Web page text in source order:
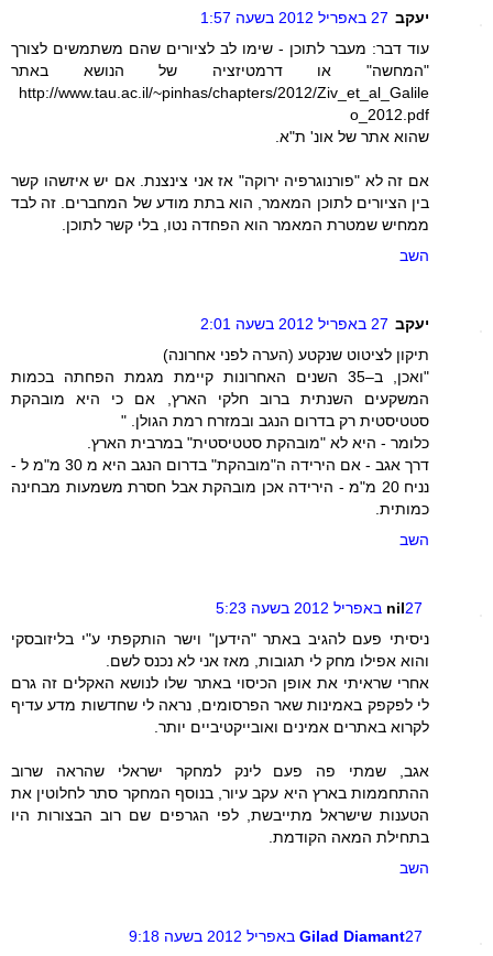
יעקב 27 באפריל 2012 בשעה 1:57
עוד דבר: מעבר לתוכן - שימו לב לציורים שהם משתמשים לצורך
"המחשה" או דרמטיזציה של הנושא באתר
http://www.tau.ac.il/~pinhas/chapters/2012/Ziv_et_al_Galile
o_2012.pdf
שהוא אתר של אונ' ת"א.
אם זה לא "פורנוגרפיה ירוקה" אז אני צינצנת. אם יש איזשהו קשר
בין הציורים לתוכן המאמר, הוא בתת מודע של המחברים. זה לבד
ממחיש שמטרת המאמר הוא הפחדה נטו, בלי קשר לתוכן.
השב
יעקב 27 באפריל 2012 בשעה 2:01
תיקון לציטוט שנקטע (הערה לפני אחרונה)
"ואכן, ב–35 השנים האחרונות קיימת מגמת הפחתה בכמות
המשקעים השנתית ברוב חלקי הארץ, אם כי היא מובהקת
סטטיסטית רק בדרום הנגב ובמזרח רמת הגולן. "
כלומר - היא לא "מובהקת סטטיסטית" במרבית הארץ.
דרך אגב - אם הירידה ה"מובהקת" בדרום הנגב היא מ 30 מ"מ ל -
נניח 20 מ"מ - הירידה אכן מובהקת אבל חסרת משמעות מבחינה
כמותית.
השב
nil27 באפריל 2012 בשעה 5:23
ניסיתי פעם להגיב באתר "הידען" וישר הותקפתי ע"י בליזובסקי
והוא אפילו מחק לי תגובות, מאז אני לא נכנס לשם.
אחרי שראיתי את אופן הכיסוי באתר שלו לנושא האקלים זה גרם
לי לפקפק באמינות שאר הפרסומים, נראה לי שחדשות מדע עדיף
לקרוא באתרים אמינים ואובייקטיביים יותר.
אגב, שמתי פה פעם לינק למחקר ישראלי שהראה שרוב
ההתחממות בארץ היא עקב עיור, בנוסף המחקר סתר לחלוטין את
הטענות שישראל מתייבשת, לפי הגרפים שם רוב הבצורות היו
בתחילת המאה הקודמת.
השב
Gilad Diamant27 באפריל 2012 בשעה 9:18